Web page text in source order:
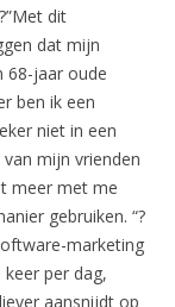
dit
dat mijn
68-jaar oude
ben ik een
niet in een
mijn vrienden
meer met me
gebruiken. “?
marketing
per dag,
aansnijdt op